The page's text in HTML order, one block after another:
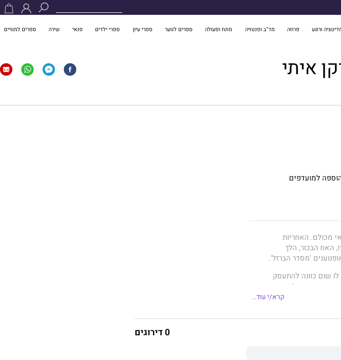
ורוגע פרוזה מד"ב ופנטזיה מתח ופעולה ספרים לנוער ספרי עיון ספרי ילדים פנאי שירה ספרים למנויים
למועדפים
מכולם. האחריות
האח הבכור, הלך
'מסדר הברזל'.
לו שום כוונה להתעסק
האופנועים 'מסדר
יום אחד בילי מגלה
משם לכל הרוחות.
ולגמרי לבדה, האם
לב על אהבה בין
קרא/י עוד..
0 דירוגים